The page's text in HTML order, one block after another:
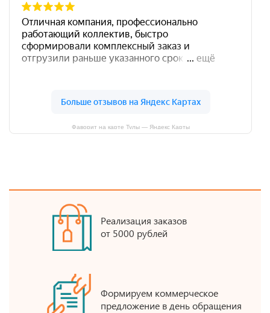
Фаворит на карте Тулы — Яндекс Карты
Реализация заказов
от 5000 рублей
Формируем коммерческое
предложение в день обращения